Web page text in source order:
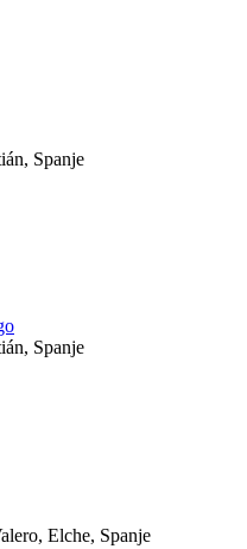
, Spanje
, Spanje
, Elche, Spanje